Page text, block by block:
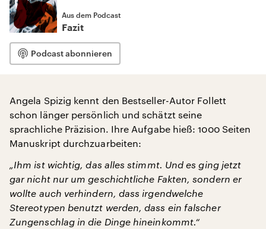
Aus dem Podcast
Fazit
Podcast abonnieren
Angela Spizig kennt den Bestseller-Autor Follett
schon länger persönlich und schätzt seine
sprachliche Präzision. Ihre Aufgabe hieß: 1000 Seiten
Manuskript durchzuarbeiten:
„Ihm ist wichtig, das alles stimmt. Und es ging jetzt
gar nicht nur um geschichtliche Fakten, sondern er
wollte auch verhindern, dass irgendwelche
Stereotypen benutzt werden, dass ein falscher
Zungenschlag in die Dinge hineinkommt.“